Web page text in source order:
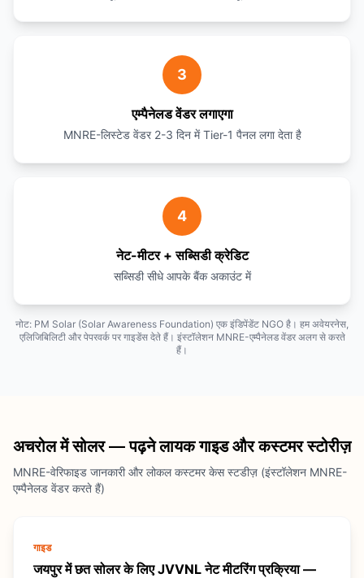
3
एम्पैनेलड वेंडर लगाएगा
MNRE-लिस्टेड वेंडर 2-3 दिन में Tier-1 पैनल लगा देता है
4
नेट-मीटर + सब्सिडी क्रेडिट
सब्सिडी सीधे आपके बैंक अकाउंट में
नोट: PM Solar (Solar Awareness Foundation) एक इंडिपेंडेंट NGO है। हम अवेयरनेस,
एलिजिबिलिटी और पेपरवर्क पर गाइडेंस देते हैं। इंस्टॉलेशन MNRE-एम्पैनेलड वेंडर अलग से करते
हैं।
अचरोल में सोलर — पढ़ने लायक गाइड और कस्टमर स्टोरीज़
MNRE-वेरिफाइड जानकारी और लोकल कस्टमर केस स्टडीज़ (इंस्टॉलेशन MNRE-
एम्पैनेलड वेंडर करते हैं)
गाइड
जयपुर में छत सोलर के लिए JVVNL नेट मीटरिंग प्रक्रिया —